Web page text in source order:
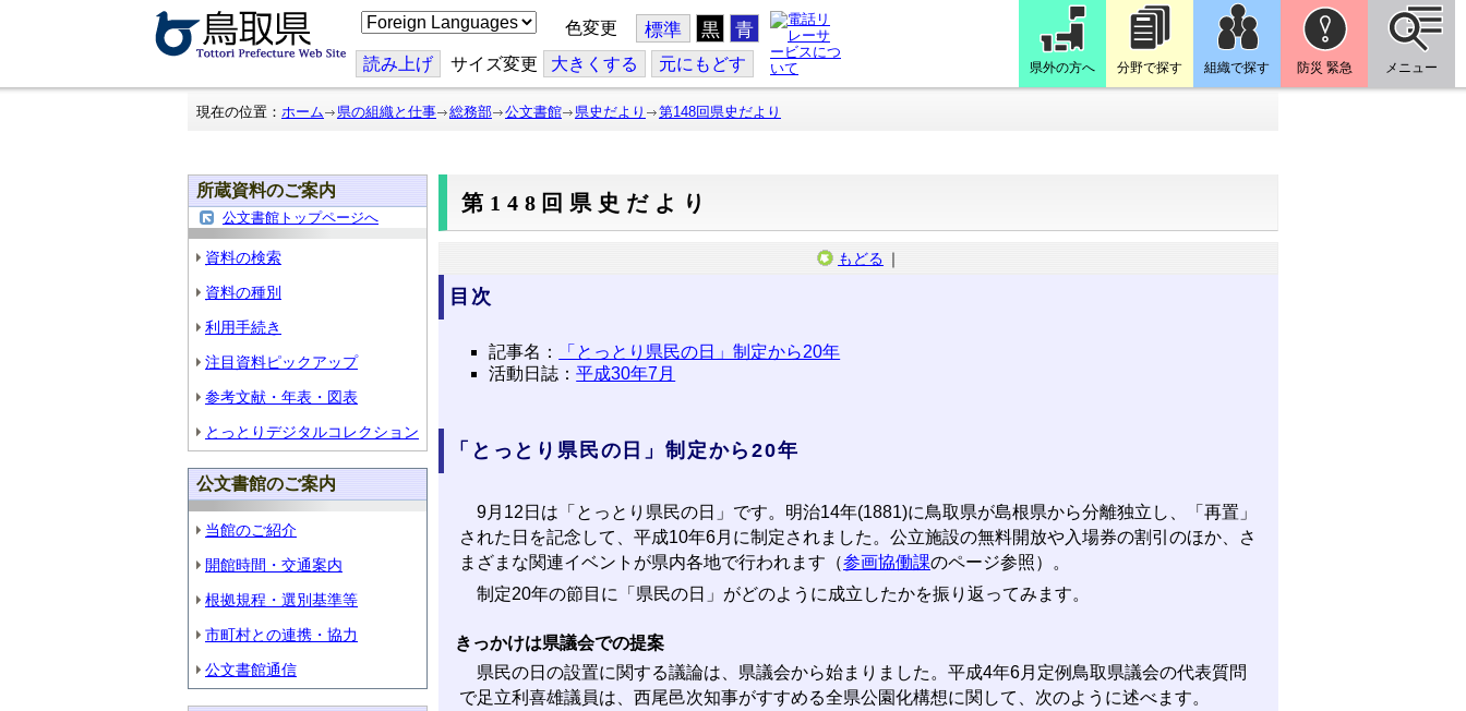
こ
の
ジ
を
翻
色変更 標準 黒 青
読み上げ サイズ変更 大きくする 元にもどす 県外の方へ 分野で探す 組織で探す 防災 緊急 メニュー
現在の位置： ホーム 県の組織と仕事 総務部 公文書館 県史だより 第148回県史だより
所蔵資料のご案内
公文書館トップページへ
資料の検索
資料の種別
利用手続き
注目資料ピックアップ
参考文献・年表・図表
とっとりデジタルコレクション
公文書館のご案内
当館のご紹介
開館時間・交通案内
根拠規程・選別基準等
市町村との連携・協力
公文書館通信
第148回県史だより
もどる ｜
目次
記事名：
「とっとり県民の日」制定から20年
活動日誌：平成30年7月
「とっとり県民の日」制定から20年
9月12日は「とっとり県民の日」です。明治14年(1881)に鳥取県が島根県から分離独立し、「再置」
された日を記念して、平成10年6月に制定されました。公立施設の無料開放や入場券の割引のほか、さ
まざまな関連イベントが県内各地で行われます（参画協働課のページ参照）。
制定20年の節目に「県民の日」がどのように成立したかを振り返ってみます。
きっかけは県議会での提案
県民の日の設置に関する議論は、県議会から始まりました。平成4年6月定例鳥取県議会の代表質問
で足立利喜雄議員は、西尾邑次知事がすすめる全県公園化構想に関して、次のように述べます。